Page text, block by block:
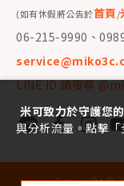
(如有休假將公告於首頁/
06-215-9990、
LINE ID 請搜尋
Copyright ©
米可致力於守護您
與分析流量。點擊